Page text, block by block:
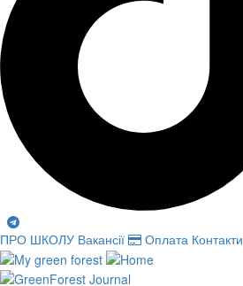
ПРО ШКОЛУ Вакансії Оплата Контакти